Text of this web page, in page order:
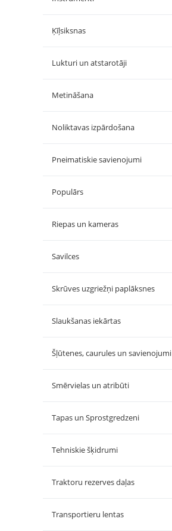
Ķīļsiksnas
Lukturi un atstarotāji
Metināšana
Noliktavas izpārdošana
Pneimatiskie savienojumi
Populārs
Riepas un kameras
Savilces
Skrūves uzgriežņi paplāksnes
Slaukšanas iekārtas
Šļūtenes, caurules un savienojumi
Smērvielas un atribūti
Tapas un Sprostgredzeni
Tehniskie šķidrumi
Traktoru rezerves daļas
Transportieru lentas